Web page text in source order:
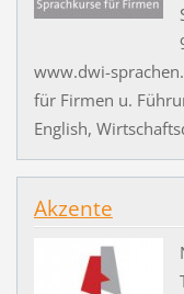
www.dwi-
für Firmen u.
English,
Akzente